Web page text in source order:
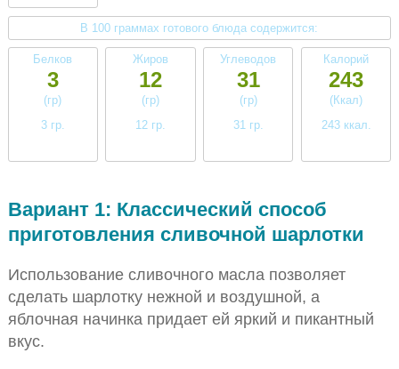
В 100 граммах готового блюда содержится:
Белков
3
(гр)
3 гр.
Жиров
12
(гр)
12 гр.
Углеводов
31
(гр)
31 гр.
Калорий
243
(Ккал)
243 ккал.
Вариант 1: Классический способ
приготовления сливочной шарлотки
Использование сливочного масла позволяет
сделать шарлотку нежной и воздушной, а
яблочная начинка придает ей яркий и пикантный
вкус.